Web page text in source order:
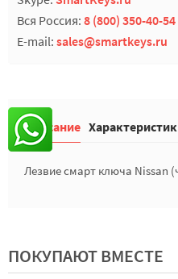
Вся Россия: 8 (800) 350-40-54
E-mail: sales@smartkeys.ru
Описание
Лезвие смарт ключа Nissan
ПОКУПАЮТ ВМЕСТЕ